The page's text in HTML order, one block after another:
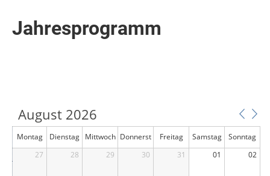
Jahresprogramm
August 2026
Montag Dienstag Mittwoch Donnerst
Freitag Samstag
Sonntag
27
28 29 30 31 01 02